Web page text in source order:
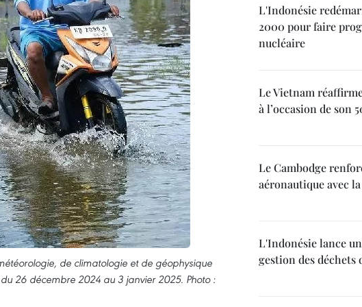
de climatologie et de géophysique
26 décembre 2024 au 3 janvier 2025. Photo :
L'Indonésie
2000 pour faire
nucléaire
Le Vietnam
à l’occasion de son
Le Cambodge
aéronautique avec
L'Indonésie lance
gestion des déchets